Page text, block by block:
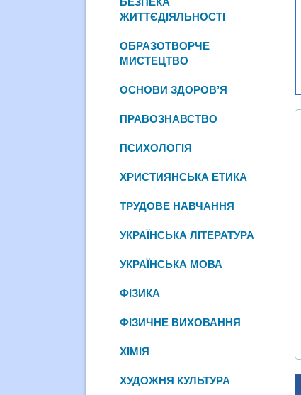
ЖИТТЄДІЯЛЬНОСТІ
ОБРАЗОТВОРЧЕ
МИСТЕЦТВО
ОСНОВИ ЗДОРОВ’Я
ПРАВОЗНАВСТВО
ПСИХОЛОГІЯ
ХРИСТИЯНСЬКА ЕТИКА
ТРУДОВЕ НАВЧАННЯ
УКРАЇНСЬКА ЛІТЕРАТУРА
УКРАЇНСЬКА МОВА
ФІЗИКА
ФІЗИЧНЕ ВИХОВАННЯ
ХІМІЯ
ХУДОЖНЯ КУЛЬТУРА